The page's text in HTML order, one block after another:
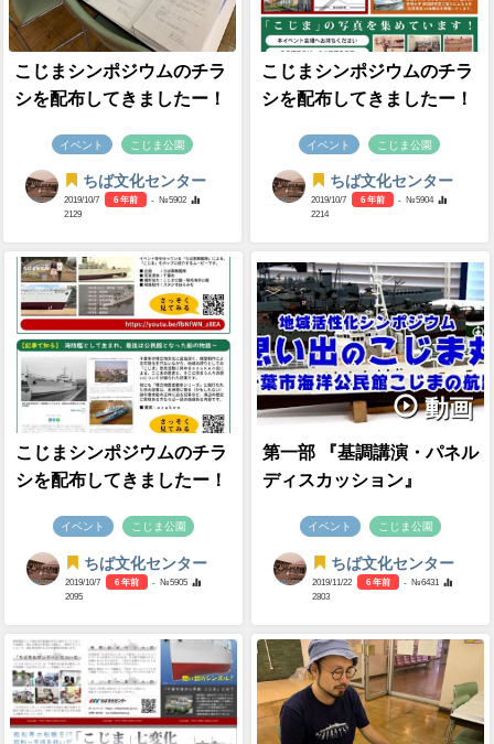
こじまシンポジウムのチラ
シを配布してきましたー！
イベント こじま公園
ちば文化センター
2019/10/7 6 年前
- №5902
2129
こじまシンポジウムのチラ
シを配布してきましたー！
イベント こじま公園
ちば文化センター
2019/10/7 6 年前
- №5904
2214
こじまシンポジウムのチラ
シを配布してきましたー！
イベント こじま公園
ちば文化センター
2019/10/7 6 年前
- №5905
2095
動画
第一部 『基調講演・パネル
ディスカッション』
イベント こじま公園
ちば文化センター
2019/11/22 6 年前
- №6431
2803